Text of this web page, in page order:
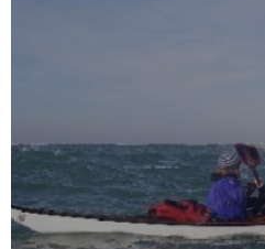
Les Méloines.